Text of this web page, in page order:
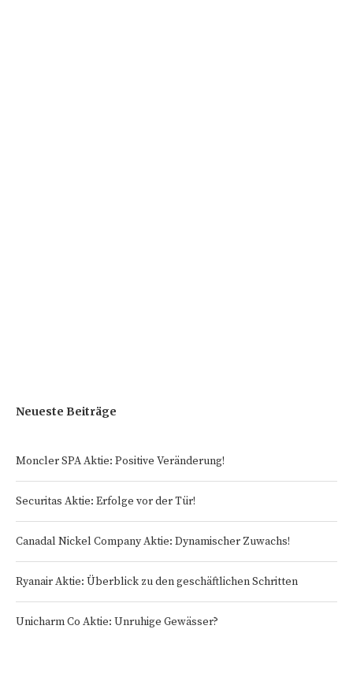
Neueste Beiträge
Moncler SPA Aktie: Positive Veränderung!
Securitas Aktie: Erfolge vor der Tür!
Canadal Nickel Company Aktie: Dynamischer Zuwachs!
Ryanair Aktie: Überblick zu den geschäftlichen Schritten
Unicharm Co Aktie: Unruhige Gewässer?